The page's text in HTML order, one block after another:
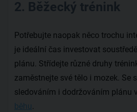
2. Běžecký trénink
Potřebujte naopak něco trochu
je ideální čas investovat
plánu. Střídejte různé druhy
zaměstnejte své tělo i mozek. Se
sledováním i dodržováním plánu
běhu